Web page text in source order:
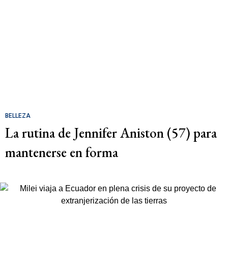
BELLEZA
La rutina de Jennifer Aniston (57) para
mantenerse en forma